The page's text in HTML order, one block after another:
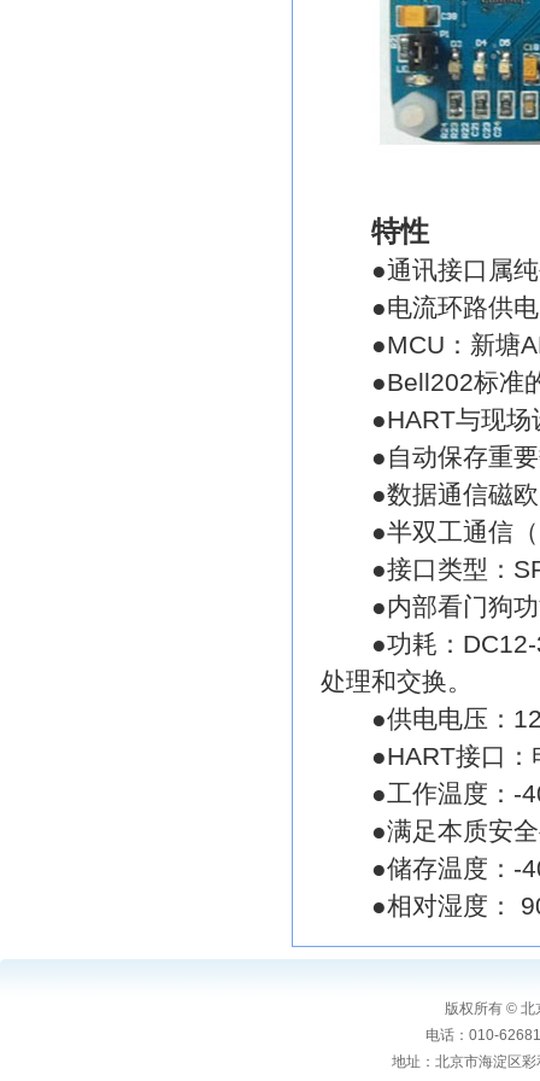
特性
●通讯接口属纯
●电流环路供电
●MCU：新塘
●Bell202标准的
●HART与现场
●自动保存重要
●数据通信磁欧
●半双工通信（
●接口类型：
●内部看门狗功
●功耗：DC12-
处理和交换。
●供电电压：12
●HART接口：
●工作温度：-
●满足本质安全
●储存温度：-
●相对湿度：
版权所有 ©
电话：010-
地址：北京市海淀区